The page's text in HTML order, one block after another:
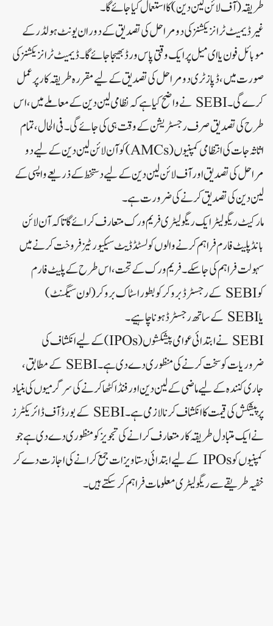
طریقہ (آف لائن لین دین) کا استعمال کیا جائے گا۔
غیر ڈیمیٹ ٹرانزیکشنز کی دو مراحل کی تصدیق کے دوران یونٹ ہولڈر کے
موبائل فون یا ای میل پر ایک وقتی پاس ورڈ بھیجا جائے گا۔ڈیمیٹ ٹرانزیکشنز کی
صورت میں، ڈپازٹری دو مراحل کی تصدیق کے لیے مقررہ طریقہ کار پر عمل
کرے گی۔SEBI نے واضح کیا ہے کہ نظامی لین دین کے معاملے میں، اس
طرح کی تصدیق صرف رجسٹریشن کے وقت ہی کی جائے گی۔فی الحال، تمام
اثاثہ جات کی انتظامی کمپنیوں (AMCs) کو آن لائن لین دین کے لیے دو
مراحل کی تصدیق اور آف لائن لین دین کے لیے دستخط کے ذریعے واپسی کے
لین دین کی تصدیق کرنے کی ضرورت ہے۔
مارکیٹ ریگولیٹر ایک ریگولیٹری فریم ورک متعارف کرائے گا تاکہ آن لائن
بانڈ پلیٹ فارم فراہم کرنے والوں کو لسٹڈ ڈیٹ سیکیورٹیز فروخت کرنے میں
سہولت فراہم کی جاسکے۔فریم ورک کے تحت، اس طرح کے پلیٹ فارم
کو SEBI کے رجسٹرڈ بروکر کو بطور اسٹاک بروکر (لون سیگمنٹ)
یا SEBI کے ساتھ رجسٹرڈ ہونا چاہیے۔
SEBI نے ابتدائی عوامی پیشکشوں (IPOs) کے لیے انکشاف کی
ضروریات کو سخت کرنے کی منظوری دے دی ہے۔SEBI کے مطابق،
جاری کنندہ کے لیے ماضی کے لین دین اور فنڈ اکٹھا کرنے کی سرگرمیوں کی بنیاد
پر پیشکش کی قیمت کا انکشاف کرنا لازمی ہے۔SEBI کے بورڈ آف ڈائریکٹرز
نے ایک متبادل طریقہ کار متعارف کرانے کی تجویز کو منظوری دے دی ہے جو
کمپنیوں کو IPOs کے لیے ابتدائی دستاویزات جمع کرانے کی اجازت دے کر
خفیہ طریقے سے ریگولیٹری معلومات فراہم کر سکتے ہیں۔